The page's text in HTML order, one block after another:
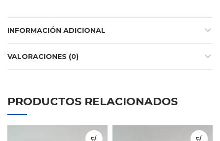
INFORMACIÓN ADICIONAL
VALORACIONES (0)
PRODUCTOS RELACIONADOS